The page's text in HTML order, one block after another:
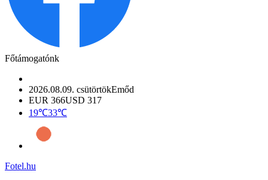
Főtámogatónk
2026.08.09. csütörtökEmőd
EUR 366USD 317
19℃33℃
Fotel.hu